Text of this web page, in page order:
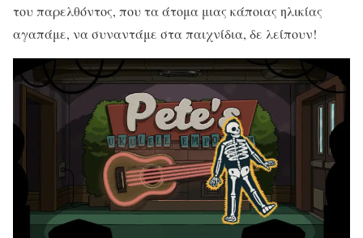
του παρελθόντος, που τα άτομα μιας κάποιας ηλικίας
αγαπάμε, να συναντάμε στα παιχνίδια, δε λείπουν!